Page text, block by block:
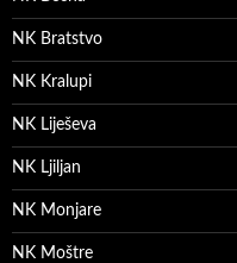
NK Bratstvo
NK Kralupi
NK Liješeva
NK Ljiljan
NK Monjare
NK Moštre